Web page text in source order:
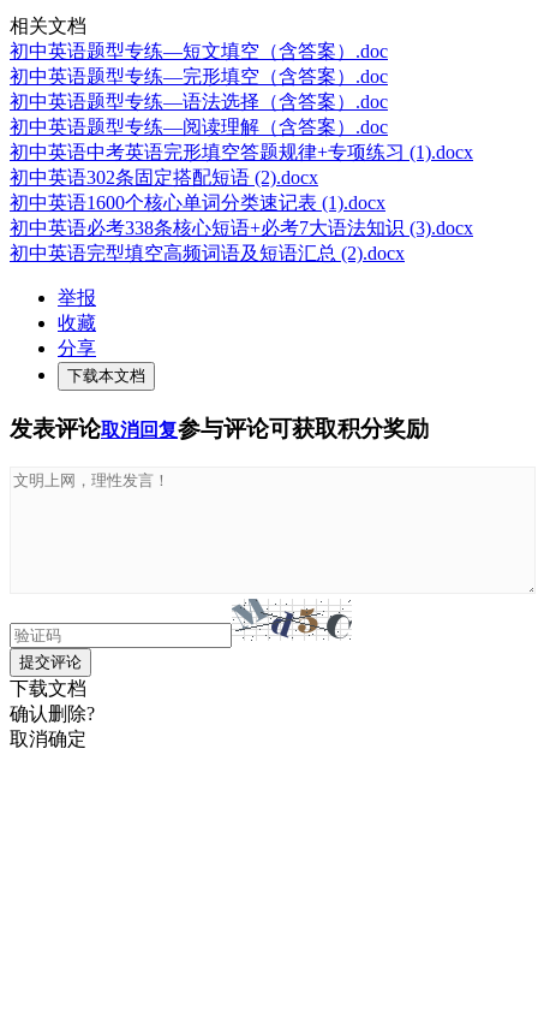
相关文档
初中英语题型专练—短文填空（含答案）.doc
初中英语题型专练—完形填空（含答案）.doc
初中英语题型专练—语法选择（含答案）.doc
初中英语题型专练—阅读理解（含答案）.doc
初中英语中考英语完形填空答题规律+专项练习 (1).docx
初中英语302条固定搭配短语 (2).docx
初中英语1600个核心单词分类速记表 (1).docx
初中英语必考338条核心短语+必考7大语法知识 (3).docx
初中英语完型填空高频词语及短语汇总 (2).docx
举报
收藏
分享
下载本文档
发表评论取消回复参与评论可获取积分奖励
提交评论
下载文档
确认删除?
取消确定